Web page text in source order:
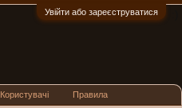
Увійти або зареєструватися
Користувачі Правила